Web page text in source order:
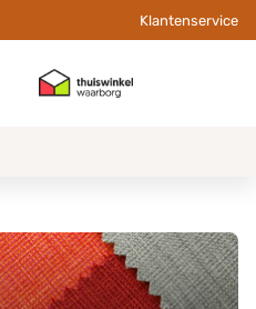
Klantenservice